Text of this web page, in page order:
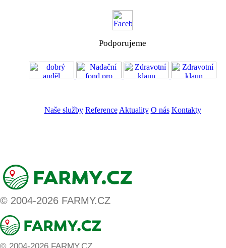
Podporujeme
Naše služby Reference Aktuality O nás Kontakty
© 2004-2026 FARMY.CZ
© 2004-2026 FARMY.CZ